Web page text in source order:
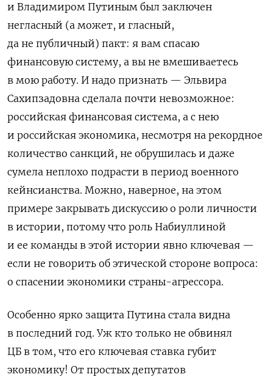
и Владимиром Путиным был заключен
негласный (а может, и гласный,
да не публичный) пакт: я вам спасаю
финансовую систему, а вы не вмешиваетесь
в мою работу. И надо признать — Эльвира
Сахипзадовна сделала почти невозможное:
российская финансовая система, а с нею
и российская экономика, несмотря на рекордное
количество санкций, не обрушилась и даже
сумела неплохо подрасти в период военного
кейнсианства. Можно, наверное, на этом
примере закрывать дискуссию о роли личности
в истории, потому что роль Набиуллиной
и ее команды в этой истории явно ключевая —
если не говорить об этической стороне вопроса:
о спасении экономики страны-агрессора.
Особенно ярко защита Путина стала видна
в последний год. Уж кто только не обвинял
ЦБ в том, что его ключевая ставка губит
экономику! От простых депутатов